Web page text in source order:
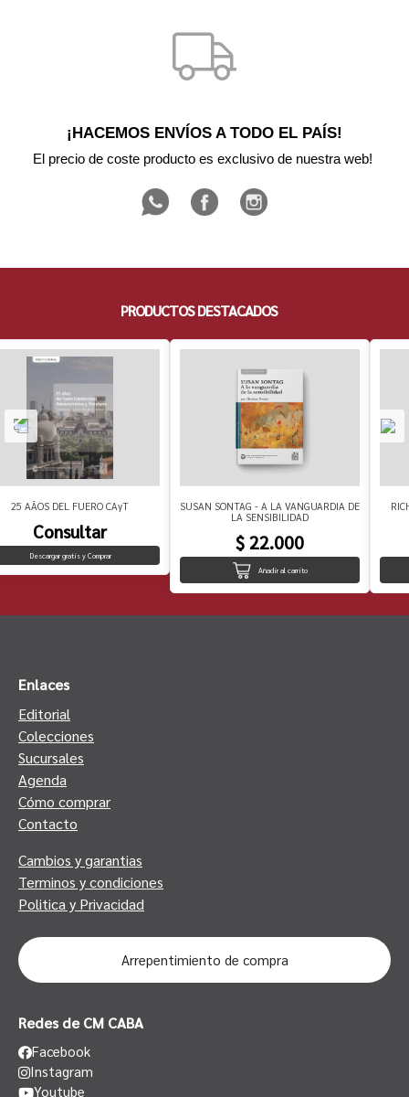
¡HACEMOS ENVÍOS A TODO EL PAÍS!
El precio de coste producto es exclusivo de nuestra web!
PRODUCTOS DESTACADOS
25 AÃOS DEL FUERO CAyT
Consultar
Descargar gratis y Comprar
SUSAN SONTAG - A LA VANGUARDIA DE
LA SENSIBILIDAD
$ 22.000
Añadir al carrito
Enlaces
Editorial
Colecciones
Sucursales
Agenda
Cómo comprar
Contacto
Cambios y garantias
Terminos y condiciones
Politica y Privacidad
Arrepentimiento de compra
Redes de CM CABA
Facebook
Instagram
Youtube